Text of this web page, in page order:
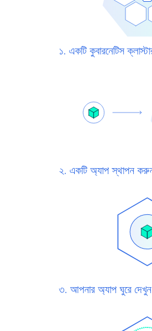
১. একটি কুবারনেটিস
২. একটি অ্যাপ স্থাপন
৩. আপনার অ্যাপ ঘুরে দেখুন